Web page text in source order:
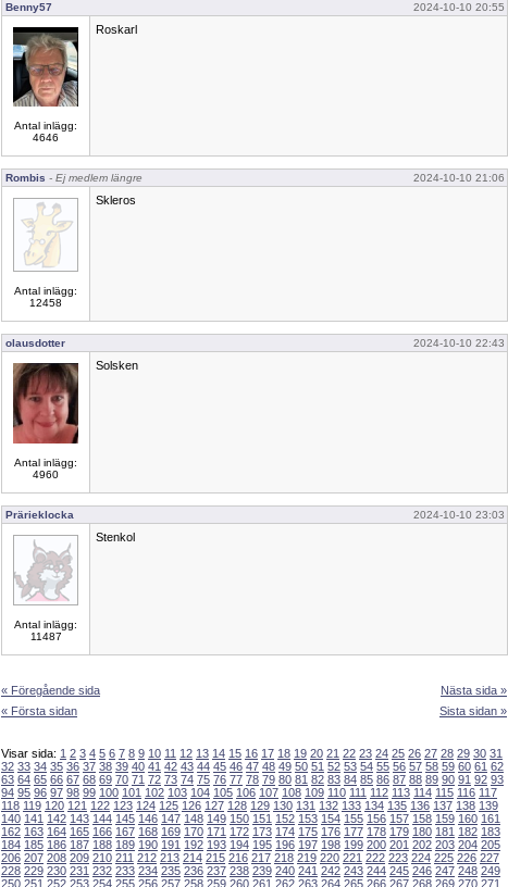
Benny57 2024-10-10 20:55
Antal inlägg:
4646
Roskarl
Rombis - Ej medlem längre 2024-10-10 21:06
Antal inlägg:
12458
Skleros
olausdotter 2024-10-10 22:43
Antal inlägg:
4960
Solsken
Prärieklocka 2024-10-10 23:03
Antal inlägg:
11487
Stenkol
« Föregående sida
« Första sidan
Nästa sida »
Sista sidan »
Visar sida: 1 2 3 4 5 6 7 8 9 10 11 12 13 14 15 16 17 18 19 20 21 22 23 24 25 26 27 28 29 30 31
32 33 34 35 36 37 38 39 40 41 42 43 44 45 46 47 48 49 50 51 52 53 54 55 56 57 58 59 60 61 62
63 64 65 66 67 68 69 70 71 72 73 74 75 76 77 78 79 80 81 82 83 84 85 86 87 88 89 90 91 92 93
94 95 96 97 98 99 100 101 102 103 104 105 106 107 108 109 110 111 112 113 114 115 116 117
118 119 120 121 122 123 124 125 126 127 128 129 130 131 132 133 134 135 136 137 138 139
140 141 142 143 144 145 146 147 148 149 150 151 152 153 154 155 156 157 158 159 160 161
162 163 164 165 166 167 168 169 170 171 172 173 174 175 176 177 178 179 180 181 182 183
184 185 186 187 188 189 190 191 192 193 194 195 196 197 198 199 200 201 202 203 204 205
206 207 208 209 210 211 212 213 214 215 216 217 218 219 220 221 222 223 224 225 226 227
228 229 230 231 232 233 234 235 236 237 238 239 240 241 242 243 244 245 246 247 248 249
250 251 252 253 254 255 256 257 258 259 260 261 262 263 264 265 266 267 268 269 270 271